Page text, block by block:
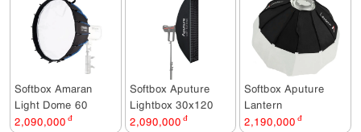
Softbox Amaran
Light Dome 60
2,090,000 đ
Softbox Aputure
Lightbox 30x120
2,090,000 đ
Softbox Aputure
Lantern
2,190,000 đ